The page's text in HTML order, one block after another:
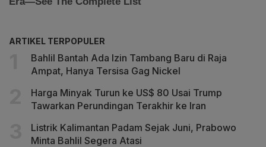
ARTIKEL TERPOPULER
Bahlil Bantah Ada Izin Tambang Baru di Raja
Ampat, Hanya Tersisa Gag Nickel
Harga Minyak Turun ke US$ 80 Usai Trump
Tawarkan Perundingan Terakhir ke Iran
Listrik Kalimantan Padam Sejak Juni, Prabowo
Minta Bahlil Segera Atasi